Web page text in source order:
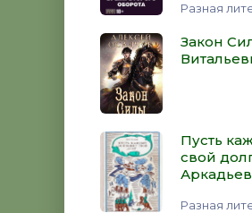
Разная
Закон
Пусть
свой
Разная